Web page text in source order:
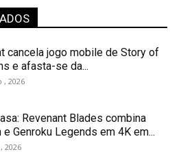
cancela jogo mobile de Story of
e afasta-se da...
, 2026
Revenant Blades combina
e Genroku Legends em 4K em...
2026